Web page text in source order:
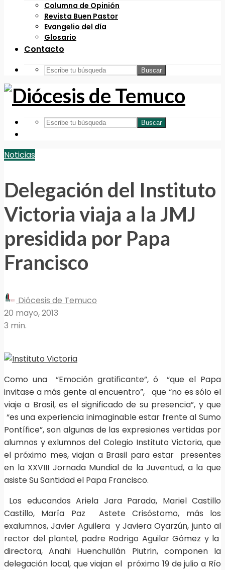
Columna de Opinión
Revista Buen Pastor
Evangelio del día
Glosario
Contacto
Buscar
Buscar
Noticias
Delegación del Instituto
Victoria viaja a la JMJ
presidida por Papa
Francisco
Diócesis de Temuco
20 mayo, 2013
3 min.
Como una “Emoción gratificante”, ó “que el Papa
invitase a más gente al encuentro”, que “no es sólo el
viaje a Brasil, es el significado de su presencia”, y que
“es una experiencia inimaginable estar frente al Sumo
Pontífice”, son algunas de las expresiones vertidas por
alumnos y exlumnos del Colegio Instituto Victoria, que
el próximo mes, viajan a Brasil para estar presentes
en la XXVIII Jornada Mundial de la Juventud, a la que
asiste Su Santidad el Papa Francisco.
Los educandos Ariela Jara Parada, Mariel Castillo
Castillo, María Paz Astete Crisóstomo, más los
exalumnos, Javier Aguilera y Javiera Oyarzún, junto al
rector del plantel, padre Rodrigo Aguilar Gómez y la
directora, Anahi Huenchullán Piutrin, componen la
delegación local, que viajan el próximo 19 de julio a Río